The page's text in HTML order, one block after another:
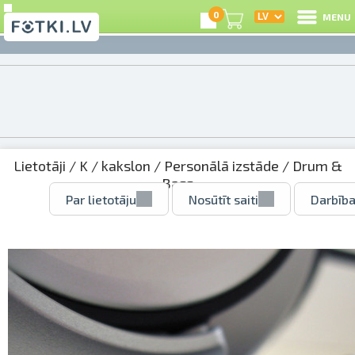
0 MENU
Lietotāji / K / kakslon / Personālā izstāde / Drum &
Bass
Par lietotāju Nosūtīt saiti